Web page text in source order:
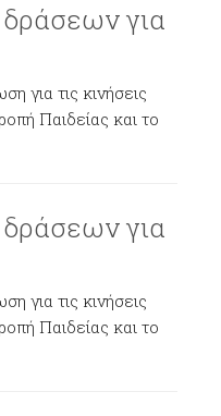
για
για τις κινήσεις
Παιδείας και το
για
για τις κινήσεις
Παιδείας και το